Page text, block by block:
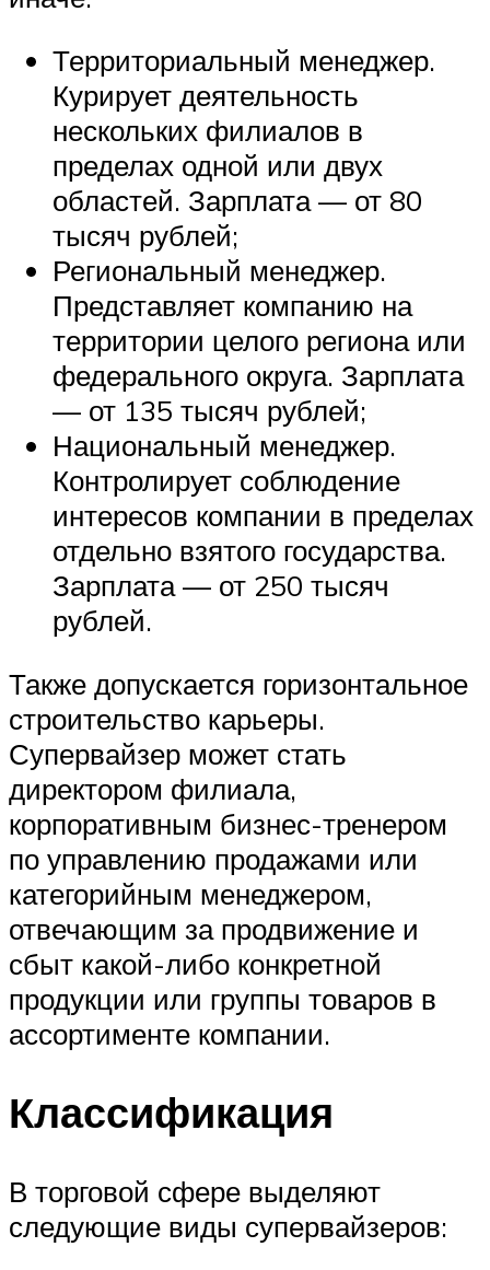
Территориальный менеджер.
Курирует деятельность
нескольких филиалов в
пределах одной или двух
областей. Зарплата — от 80
тысяч рублей;
Региональный менеджер.
Представляет компанию на
территории целого региона или
федерального округа. Зарплата
— от 135 тысяч рублей;
Национальный менеджер.
Контролирует соблюдение
интересов компании в пределах
отдельно взятого государства.
Зарплата — от 250 тысяч
рублей.
Также допускается горизонтальное
строительство карьеры.
Супервайзер может стать
директором филиала,
корпоративным бизнес-тренером
по управлению продажами или
категорийным менеджером,
отвечающим за продвижение и
сбыт какой-либо конкретной
продукции или группы товаров в
ассортименте компании.
Классификация
В торговой сфере выделяют
следующие виды супервайзеров: